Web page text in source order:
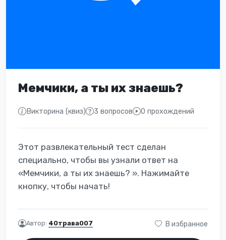
Мемчики, а ты их знаешь?
Викторина (квиз) 3 вопросов 0 прохождений
Этот развлекательный тест сделан
специально, чтобы вы узнали ответ на
«Мемчики, а ты их знаешь? ». Нажимайте
кнопку, чтобы начать!
Автор: 40трава007 В избранное